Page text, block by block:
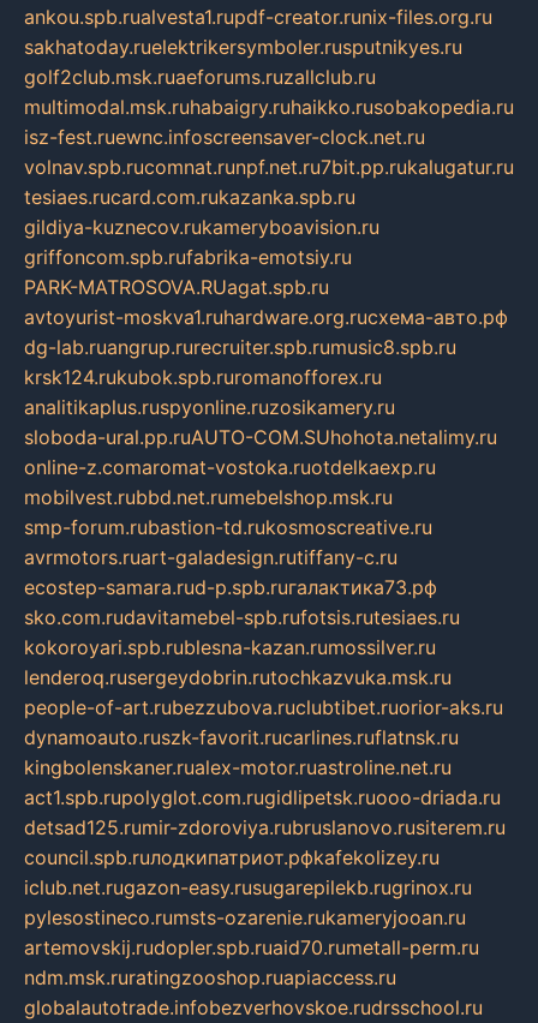
ankou.spb.rualvesta1.rupdf-creator.runix-files.org.ru
sakhatoday.ruelektrikersymboler.rusputnikyes.ru
golf2club.msk.ruaeforums.ruzallclub.ru
multimodal.msk.ruhabaigry.ruhaikko.rusobakopedia.ru
isz-fest.ruewnc.infoscreensaver-clock.net.ru
volnav.spb.rucomnat.runpf.net.ru7bit.pp.rukalugatur.ru
tesiaes.rucard.com.rukazanka.spb.ru
gildiya-kuznecov.rukameryboavision.ru
griffoncom.spb.rufabrika-emotsiy.ru
PARK-MATROSOVA.RUagat.spb.ru
avtoyurist-moskva1.ruhardware.org.ruсхема-авто.рф
dg-lab.ruangrup.rurecruiter.spb.rumusic8.spb.ru
krsk124.rukubok.spb.ruromanofforex.ru
analitikaplus.ruspyonline.ruzosikamery.ru
sloboda-ural.pp.ruAUTO-COM.SUhohota.netalimy.ru
online-z.comaromat-vostoka.ruotdelkaexp.ru
mobilvest.rubbd.net.rumebelshop.msk.ru
smp-forum.rubastion-td.rukosmoscreative.ru
avrmotors.ruart-galadesign.rutiffany-c.ru
ecostep-samara.rud-p.spb.ruгалактика73.рф
sko.com.rudavitamebel-spb.rufotsis.rutesiaes.ru
kokoroyari.spb.rublesna-kazan.rumossilver.ru
lenderoq.rusergeydobrin.rutochkazvuka.msk.ru
people-of-art.rubezzubova.ruclubtibet.ruorior-aks.ru
dynamoauto.ruszk-favorit.rucarlines.ruflatnsk.ru
kingbolenskaner.rualex-motor.ruastroline.net.ru
act1.spb.rupolyglot.com.rugidlipetsk.ruooo-driada.ru
detsad125.rumir-zdoroviya.rubruslanovo.rusiterem.ru
council.spb.ruлодкипатриот.рфkafekolizey.ru
iclub.net.rugazon-easy.rusugarepilekb.rugrinox.ru
pylesostineco.rumsts-ozarenie.rukameryjooan.ru
artemovskij.rudopler.spb.ruaid70.rumetall-perm.ru
ndm.msk.ruratingzooshop.ruapiaccess.ru
globalautotrade.infobezverhovskoe.rudrsschool.ru